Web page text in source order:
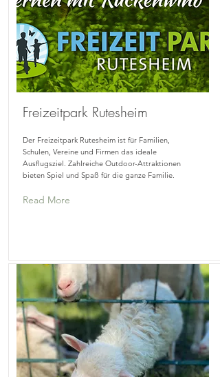
Freizeitpark Rutesheim
Der Freizeitpark Rutesheim ist für Familien,
Schulen, Vereine und Firmen das ideale
Ausflugsziel. Zahlreiche Outdoor-Attraktionen
bieten Spiel und Spaß für die ganze Familie.
Read More